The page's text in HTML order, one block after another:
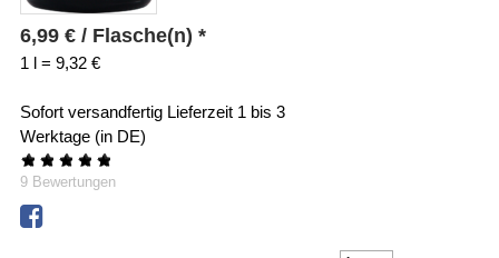
6,99 €/ Flasche(n) *
1 l = 9,32 €
Sofort versandfertig Lieferzeit 1 bis 3
Werktage (in DE)
★ ★ ★ ★ ★
9Bewertungen